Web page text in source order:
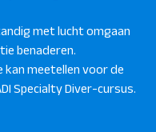
met lucht omgaan
benaderen.
kan meetellen voor de
Specialty Diver-cursus.